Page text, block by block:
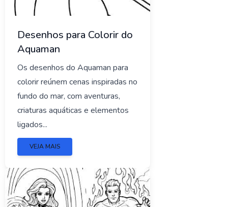
Desenhos para Colorir do
Aquaman
Os desenhos do Aquaman para
colorir reúnem cenas inspiradas no
fundo do mar, com aventuras,
criaturas aquáticas e elementos
ligados...
VEJA MAIS